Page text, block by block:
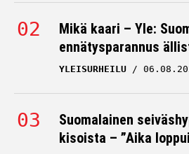
Mikä kaari – Yle:
ennätysparannus
YLEISURHEILU
Suomalainen
kisoista – ”Aika